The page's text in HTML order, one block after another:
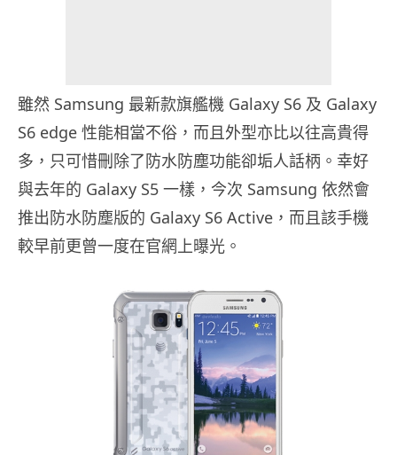
雖然 Samsung 最新款旗艦機 Galaxy S6 及 Galaxy
S6 edge 性能相當不俗，而且外型亦比以往高貴得
多，只可惜刪除了防水防塵功能卻垢人話柄。幸好
與去年的 Galaxy S5 一樣，今次 Samsung 依然會
推出防水防塵版的 Galaxy S6 Active，而且該手機
較早前更曾一度在官網上曝光。